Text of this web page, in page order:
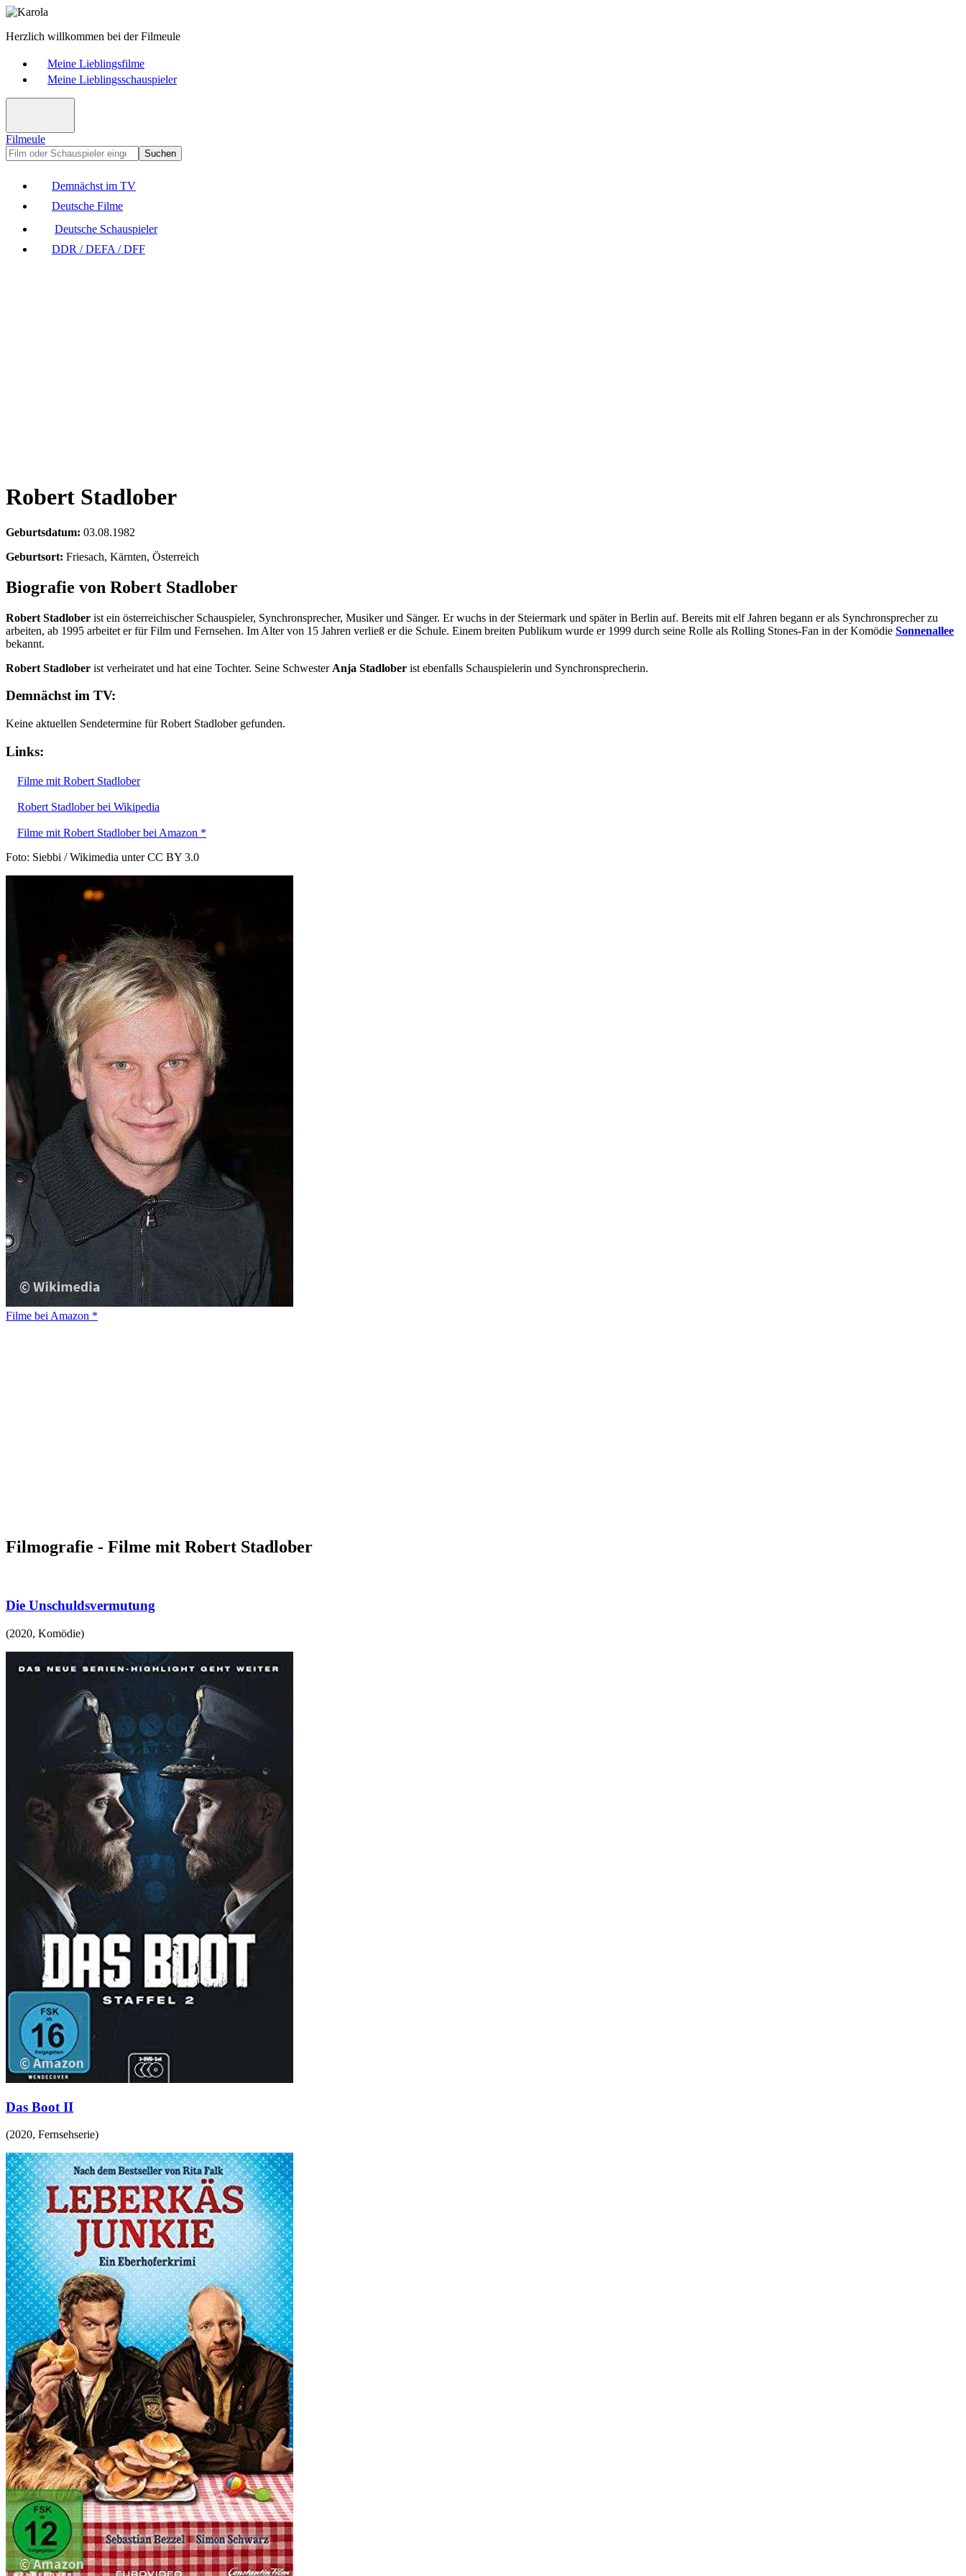
Herzlich willkommen bei der Filmeule
Meine Lieblingsfilme
Meine Lieblingsschauspieler
Filmeule
Suchen
Demnächst im TV
Deutsche Filme
Deutsche Schauspieler
DDR / DEFA / DFF
Robert Stadlober
Geburtsdatum: 03.08.1982
Geburtsort: Friesach, Kärnten, Österreich
Biografie von Robert Stadlober
Robert Stadlober ist ein österreichischer Schauspieler, Synchronsprecher, Musiker und Sänger. Er wuchs in der Steiermark und später in Berlin auf. Bereits mit elf Jahren begann er als Synchronsprecher zu
arbeiten, ab 1995 arbeitet er für Film und Fernsehen. Im Alter von 15 Jahren verließ er die Schule. Einem breiten Publikum wurde er 1999 durch seine Rolle als Rolling Stones-Fan in der Komödie Sonnenallee
bekannt.
Robert Stadlober ist verheiratet und hat eine Tochter. Seine Schwester Anja Stadlober ist ebenfalls Schauspielerin und Synchronsprecherin.
Demnächst im TV:
Keine aktuellen Sendetermine für Robert Stadlober gefunden.
Links:
Filme mit Robert Stadlober
Robert Stadlober bei Wikipedia
Filme mit Robert Stadlober bei Amazon *
Foto: Siebbi / Wikimedia unter CC BY 3.0
Filme bei Amazon *
Filmografie - Filme mit Robert Stadlober
Die Unschuldsvermutung
(2020, Komödie)
Das Boot II
(2020, Fernsehserie)